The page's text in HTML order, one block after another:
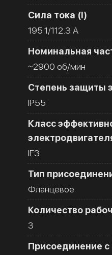
Сила тока (I)
195.1/112.3 A
Номинальная
~2900 об/мин
Степень защиты
IP55
Класс
IE3
Тип
Фланцевое
Количество
3
Присоединение